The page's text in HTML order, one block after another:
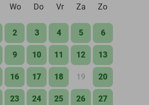
Wo Do Vr Za Zo
2 3 4 5 6
9 10 11 12 13
16 17 18 19 20
23 24 25 26 27